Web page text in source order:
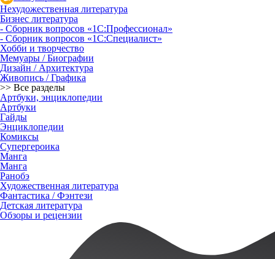
Нехудожественная литература
Бизнес литература
- Сборник вопросов «1С:Профессионал»
- Сборник вопросов «1С:Специалист»
Хобби и творчество
Мемуары / Биографии
Дизайн / Архитектура
Живопись / Графика
>> Все разделы
Артбуки, энциклопедии
Артбуки
Гайды
Энциклопедии
Комиксы
Супергероика
Манга
Манга
Ранобэ
Художественная литература
Фантастика / Фэнтези
Детская литература
Обзоры и рецензии